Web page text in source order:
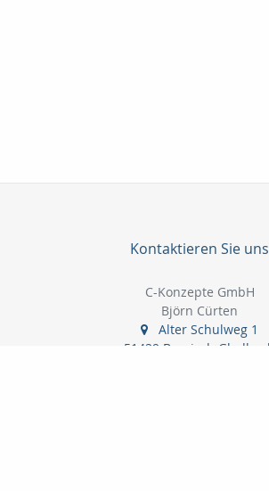
Kontaktieren Sie uns
C-Konzepte GmbH
Björn Cürten
Alter Schulweg 1
51429 Bergisch Gladbach